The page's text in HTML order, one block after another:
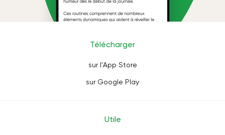
Télécharger
sur l'App Store
sur Google Play
Utile